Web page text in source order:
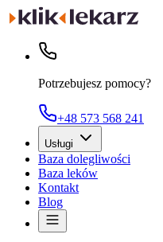
Potrzebujesz pomocy?
+48 573 568 241
Usługi
Baza dolegliwości
Baza leków
Kontakt
Blog